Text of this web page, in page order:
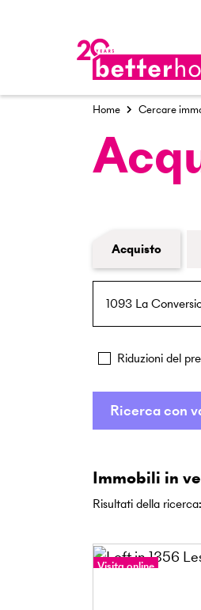
Home Cercare
Modulo di
Acquisto
Riduzioni del
Ricerca con
Immobili in
Risultati della ricerca:
Visita online